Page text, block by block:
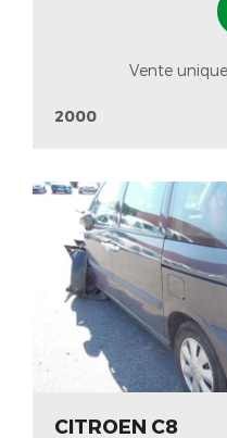
Vente
2000
CITROEN C8